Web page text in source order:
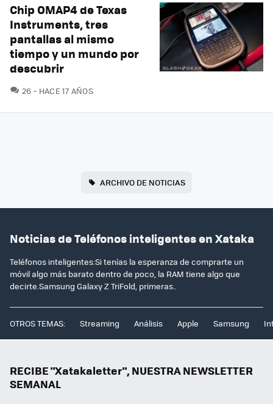
Chip OMAP4 de Texas
Instruments, tres
pantallas al mismo
tiempo y un mundo por
descubrir
26 COMENTARIOS
HACE 17 AÑOS
ARCHIVO DE NOTICIAS
Noticias de Teléfonos inteligentes en Xataka
Teléfonos inteligentes:Si tenías la esperanza de comprarte un
móvil algo más barato dentro de poco, la RAM tiene algo que
decirte.Samsung Galaxy Z TriFold, primeras..
OTROS TEMAS: Streaming Análisis Apple Samsung
RECIBE "Xatakaletter", NUESTRA NEWSLETTER
SEMANAL